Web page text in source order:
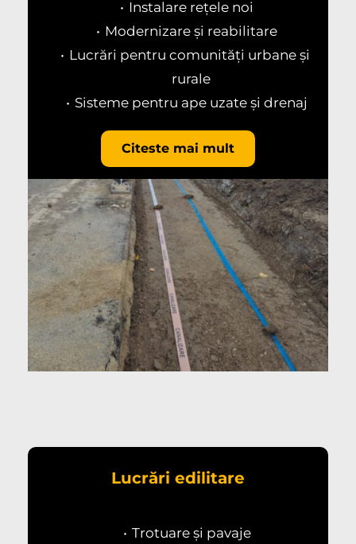
Instalare rețele noi
Modernizare și reabilitare
Lucrări pentru comunități urbane și
rurale
Sisteme pentru ape uzate și drenaj
Citeste mai mult
Lucrări edilitare
Trotuare și pavaje